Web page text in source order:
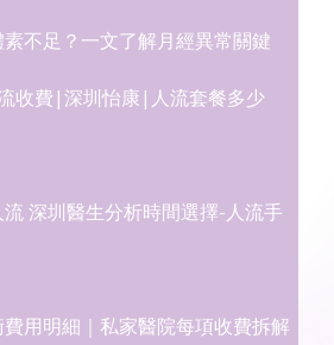
不足？一文了解月經異常關鍵
收費|深圳怡康|人流套餐多少
深圳醫生分析時間選擇-人流手
用明細｜私家醫院每項收費拆解